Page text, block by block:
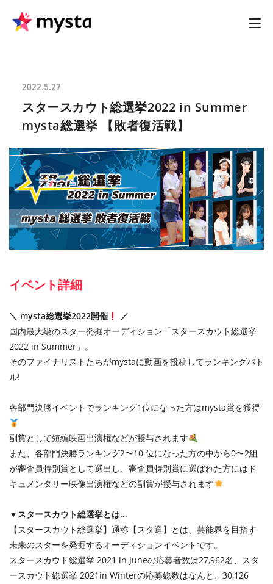
2022.5.27
スタースカウト総選挙2022 in Summer
mysta総選挙 【敗者復活戦】
イベント詳細
＼ mysta総選挙2022開催
／
国内最大級のスター発掘オーディション「スタースカウト総選挙
2022 in Summer」。
そのファイナリストたちがmystaに動画を投稿してランキングバト
ル!
各部門決勝イベントでランキング1位になった方はmysta賞を獲得
副賞として短編映画出演権などが授与されます
また、各部門決勝ランキング2〜10 位になった方の中から0〜2組
が審査員特別賞として選出し、審査員特別賞に選ばれた方にはド
キュメンタリー映像出演権などの副賞が授与されます
▼スタースカウト総選挙とは…
【スタースカウト総選挙】通称【スタ選】とは、芸能界を目指す
未来のスターを発掘するオーディションイベントです。
スタースカウト総選挙 2021 in Juneの応募者数は27,962名、スタ
ースカウト総選挙 2021in Winterの応募総数はなんと、30,126